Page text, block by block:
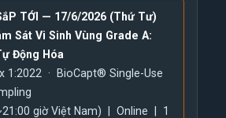
TỚI — 17/6/2026 (Thứ Tư)
Sát Vi Sinh Vùng Grade A:
Động Hóa
1:2022 · BioCapt® Single-Use
giờ Việt Nam) | Online | 1